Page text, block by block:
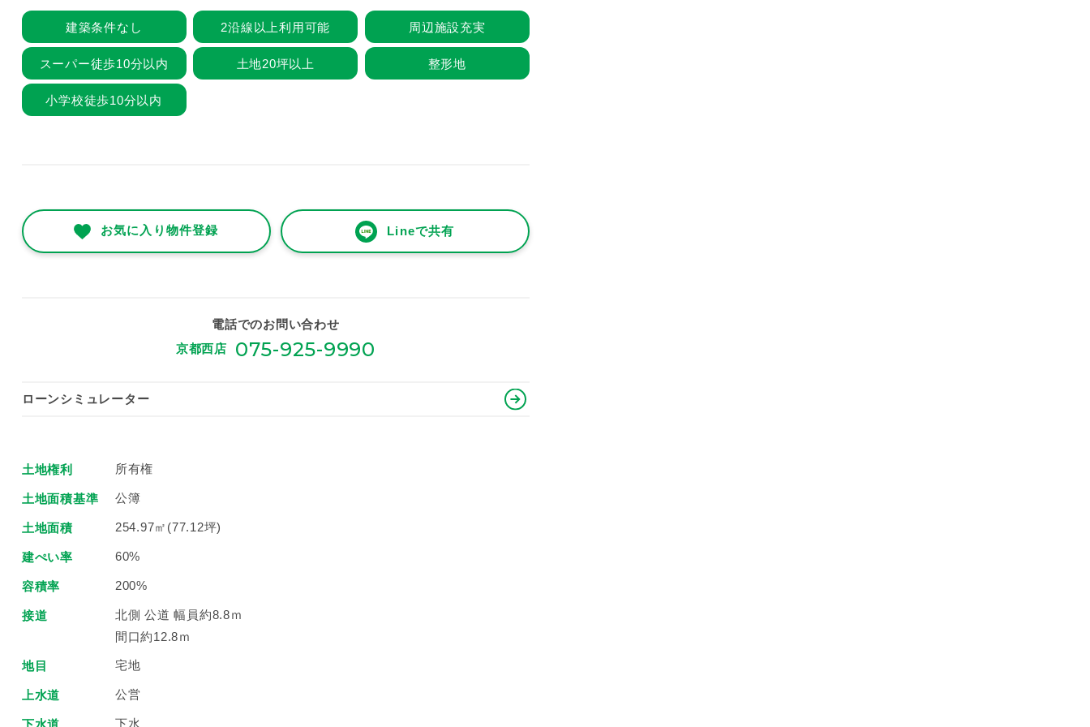
建築条件なし 2沿線以上利用可能 周辺施設充実
スーパー徒歩10分以内 土地20坪以上 整形地
小学校徒歩10分以内
お気に入り物件登録 Lineで共有
電話でのお問い合わせ
京都西店
075-925-9990
ローンシミュレーター
土地権利 所有権
土地面積基準 公簿
土地面積 254.97㎡(77.12坪)
建ぺい率 60%
容積率 200%
接道
北側 公道 幅員約8.8ｍ
間口約12.8ｍ
地目 宅地
上水道 公営
下水道 下水